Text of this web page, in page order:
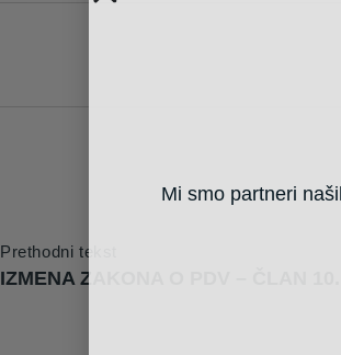
Prethodni tekst
Mi smo partneri